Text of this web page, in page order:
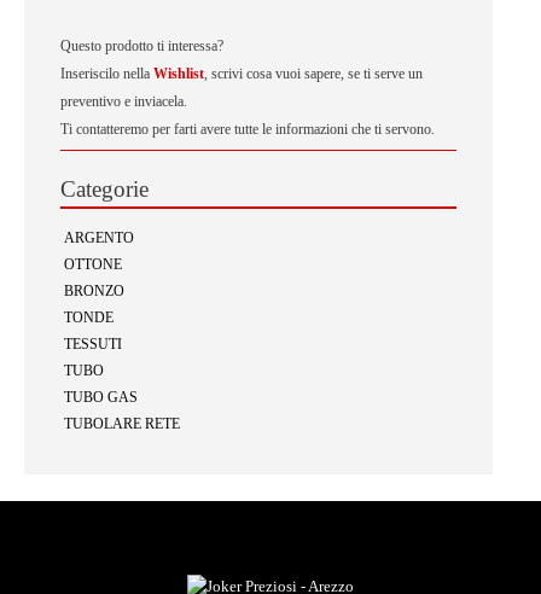
Questo prodotto ti interessa?
Inseriscilo nella Wishlist, scrivi cosa vuoi sapere, se ti serve un
preventivo e inviacela.
Ti contatteremo per farti avere tutte le informazioni che ti servono.
Categorie
ARGENTO
OTTONE
BRONZO
TONDE
TESSUTI
TUBO
TUBO GAS
TUBOLARE RETE